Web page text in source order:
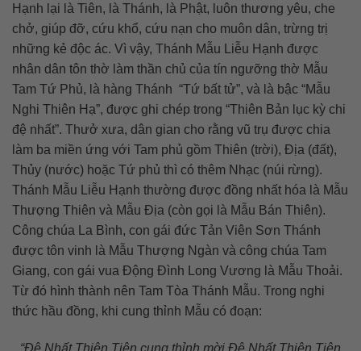
Hạnh lại là Tiên, là Thánh, là Phật, luôn thương yêu, che
chở, giúp đỡ, cứu khổ, cứu nạn cho muôn dân, trừng trị
những kẻ độc ác. Vì vậy, Thánh Mẫu Liễu Hạnh được
nhân dân tôn thờ làm thần chủ của tín ngưỡng thờ Mẫu
Tam Tứ Phủ, là hàng Thánh “Tứ bất tử”, và là bậc “Mẫu
Nghi Thiên Hạ”, được ghi chép trong “Thiên Bản lục kỳ chi
đệ nhất”. Thưở xưa, dân gian cho rằng vũ trụ được chia
làm ba miền ứng với Tam phủ gồm Thiên (trời), Địa (đất),
Thủy (nước) hoặc Tứ phủ thì có thêm Nhạc (núi rừng).
Thánh Mẫu Liễu Hạnh thường được đồng nhất hóa là Mẫu
Thượng Thiên và Mẫu Địa (còn gọi là Mẫu Bán Thiên).
Công chúa La Bình, con gái đức Tản Viên Sơn Thánh
được tôn vinh là Mẫu Thượng Ngàn và công chúa Tam
Giang, con gái vua Động Đình Long Vương là Mẫu Thoải.
Từ đó hình thành nên Tam Tòa Thánh Mẫu. Trong nghi
thức hầu đồng, khi cung thỉnh Mẫu có đoạn:
“Đệ Nhất Thiên Tiên cung thỉnh mời Đệ Nhất Thiên Tiên